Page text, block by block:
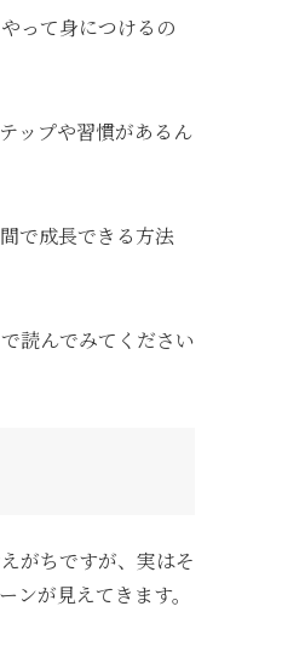
って身につけるの
ップや習慣があるん
で成長できる方法
読んでみてください
がちですが、実はそ
が見えてきます。